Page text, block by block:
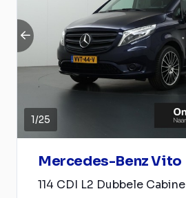
1/25
Mercedes-Benz Vito
114 CDI L2 Dubbele Cabine